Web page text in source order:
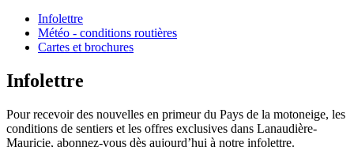
Infolettre
Météo - conditions routières
Cartes et brochures
Infolettre
Pour recevoir des nouvelles en primeur du Pays de la motoneige, les
conditions de sentiers et les offres exclusives dans Lanaudière-
Mauricie, abonnez-vous dès aujourd’hui à notre infolettre.